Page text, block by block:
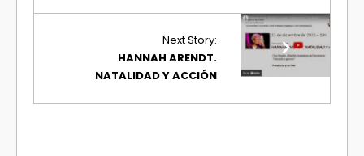
Next Story:
HANNAH ARENDT.
NATALIDAD Y ACCIÓN